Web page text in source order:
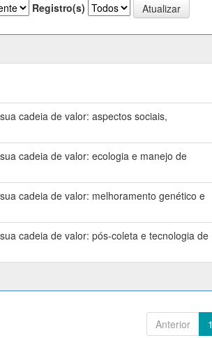
Registro(s)
cadeia de valor: aspectos sociais,
cadeia de valor: ecologia e manejo de
cadeia de valor: melhoramento genético e
cadeia de valor: pós-coleta e tecnologia de
Anterior 1